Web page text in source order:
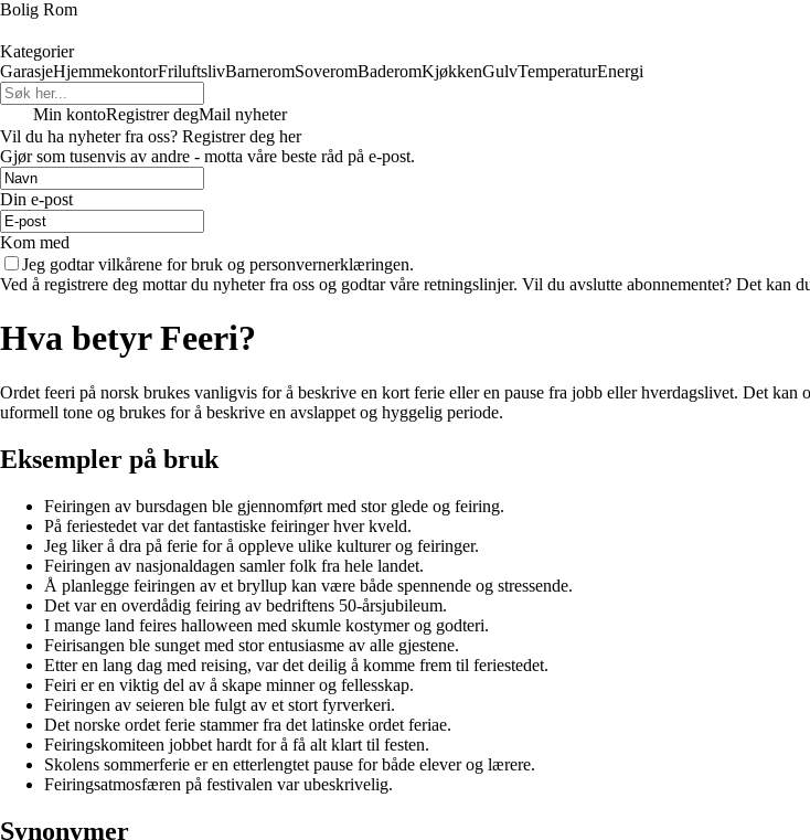
Bolig Rom
Kategorier
GarasjeHjemmekontorFriluftslivBarneromSoveromBaderomKjøkkenGulvTemperaturEnergi
Min kontoRegistrer degMail nyheter
Vil du ha nyheter fra oss? Registrer deg her
Gjør som tusenvis av andre - motta våre beste råd på e-post.
Din e-post
Kom med
Jeg godtar vilkårene for bruk og personvernerklæringen.
Ved å registrere deg mottar du nyheter fra oss og godtar våre retningslinjer. Vil du avslutte abonnementet? Det kan
Hva betyr Feeri?
Ordet feeri på norsk brukes vanligvis for å beskrive en kort ferie eller en pause fra jobb eller hverdagslivet. Det
uformell tone og brukes for å beskrive en avslappet og hyggelig periode.
Eksempler på bruk
Feiringen av bursdagen ble gjennomført med stor glede og feiring.
På feriestedet var det fantastiske feiringer hver kveld.
Jeg liker å dra på ferie for å oppleve ulike kulturer og feiringer.
Feiringen av nasjonaldagen samler folk fra hele landet.
Å planlegge feiringen av et bryllup kan være både spennende og stressende.
Det var en overdådig feiring av bedriftens 50-årsjubileum.
I mange land feires halloween med skumle kostymer og godteri.
Feirisangen ble sunget med stor entusiasme av alle gjestene.
Etter en lang dag med reising, var det deilig å komme frem til feriestedet.
Feiri er en viktig del av å skape minner og fellesskap.
Feiringen av seieren ble fulgt av et stort fyrverkeri.
Det norske ordet ferie stammer fra det latinske ordet feriae.
Feiringskomiteen jobbet hardt for å få alt klart til festen.
Skolens sommerferie er en etterlengtet pause for både elever og lærere.
Feiringsatmosfæren på festivalen var ubeskrivelig.
Synonymer